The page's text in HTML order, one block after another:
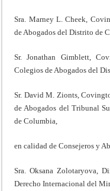
Sra. Marney L. Cheek,
de Abogados del Distrito de
Sr. Jonathan Gimblett,
Colegios de Abogados del
Sr. David M. Zionts,
de Abogados del Tribunal
de Columbia,
en calidad de Consejeros y
Sra. Oksana Zolotaryova,
Derecho Internacional del